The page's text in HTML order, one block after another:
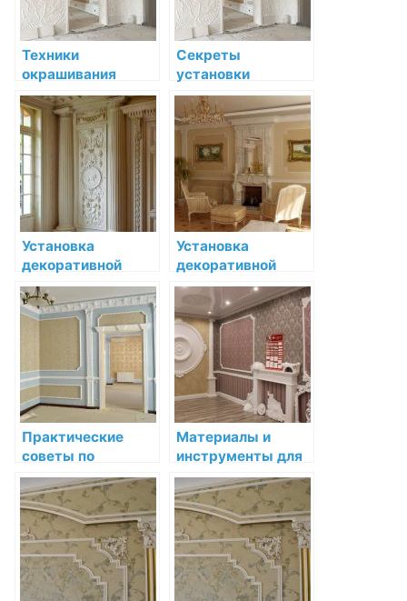
Техники
окрашивания
декоративной
лепнины после
установки
Секреты
установки
декоративной
лепнины в
магазине
Установка
декоративной
лепнины в
магазине: секреты
и рекомендации
Установка
декоративной
лепнины в стиле
модерн: Секреты
мастера
Практические
советы по
установке и уходу
за лепниной
Материалы и
инструменты для
установки
декоративной
лепнины